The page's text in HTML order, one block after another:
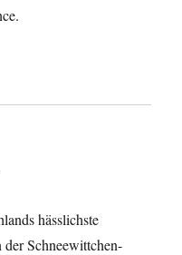
hässlichste
Schneewittchen-